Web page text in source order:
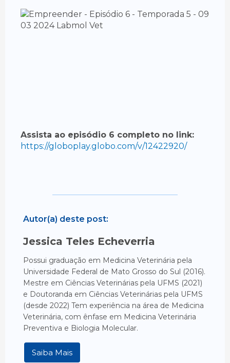
Assista ao episódio 6 completo no link:
https://globoplay.globo.com/v/12422920/
Autor(a) deste post:
Jessica Teles Echeverria
Possui graduação em Medicina Veterinária pela
Universidade Federal de Mato Grosso do Sul (2016).
Mestre em Ciências Veterinárias pela UFMS (2021)
e Doutoranda em Ciências Veterinárias pela UFMS
(desde 2022) Tem experiência na área de Medicina
Veterinária, com ênfase em Medicina Veterinária
Preventiva e Biologia Molecular.
Saiba Mais